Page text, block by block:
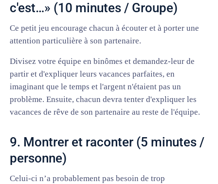
c'est…» (10 minutes / Groupe)
Ce petit jeu encourage chacun à écouter et à porter une
attention particulière à son partenaire.
Divisez votre équipe en binômes et demandez-leur de
partir et d'expliquer leurs vacances parfaites, en
imaginant que le temps et l'argent n'étaient pas un
problème. Ensuite, chacun devra tenter d'expliquer les
vacances de rêve de son partenaire au reste de l'équipe.
9. Montrer et raconter (5 minutes /
personne)
Celui-ci n’a probablement pas besoin de trop